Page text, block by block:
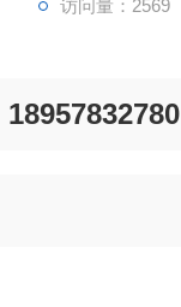
访问量：2569
18957832780